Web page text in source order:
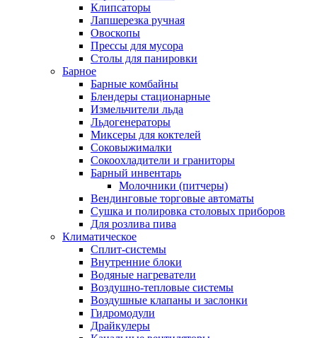
Клипсаторы
Лапшерезка ручная
Овоскопы
Прессы для мусора
Столы для панировки
Барное
Барные комбайны
Блендеры стационарные
Измельчители льда
Льдогенераторы
Миксеры для коктелей
Соковыжималки
Сокоохладители и граниторы
Барный инвентарь
Молочники (питчеры)
Вендинговые торговые автоматы
Сушка и полировка столовых приборов
Для розлива пива
Климатическое
Сплит-системы
Внутренние блоки
Водяные нагреватели
Воздушно-тепловые системы
Воздушные клапаны и заслонки
Гидромодули
Драйкулеры